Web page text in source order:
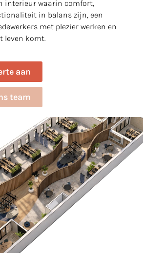
interieur waarin comfort,
in balans zijn, een
met plezier werken en
leven komt.
aan
team